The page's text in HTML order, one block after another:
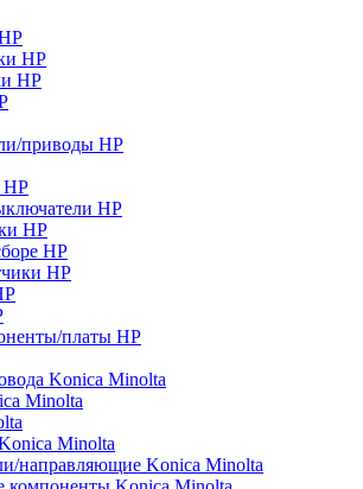
HP
HP
приводы HP
HP
HP
HP
HP
HP
платы HP
Konica Minolta
Minolta
Minolta
направляющие Konica Minolta